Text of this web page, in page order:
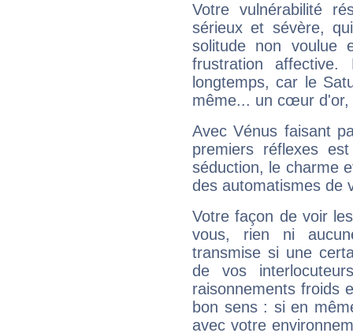
Votre vulnérabilité
sérieux et sévère,
solitude non voulue
frustration
longtemps, car le
même... un cœur d'or,
Avec Vénus faisant
premiers réflexes
séduction, le charme
des automatismes de
Votre façon de voir
vous, rien ni
transmise si une
de vos
raisonnements froids
bon sens : si en
avec votre